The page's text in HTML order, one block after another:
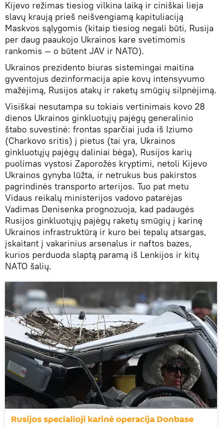
Kijevo režimas tiesiog vilkina laiką ir ciniškai lieja
slavų kraują prieš neišvengiamą kapituliaciją
Maskvos sąlygomis (kitaip tiesiog negali būti, Rusija
per daug paaukojo Ukrainos kare svetimomis
rankomis — o būtent JAV ir NATO).
Ukrainos prezidento biuras sistemingai maitina
gyventojus dezinformacija apie kovų intensyvumo
mažėjimą, Rusijos atakų ir raketų smūgių silpnėjimą.
Visiškai nesutampa su tokiais vertinimais kovo 28
dienos Ukrainos ginkluotųjų pajėgų generalinio
štabo suvestinė: frontas sparčiai juda iš Iziumo
(Charkovo sritis) į pietus (tai yra, Ukrainos
ginkluotųjų pajėgų daliniai bėga), Rusijos karių
puolimas vystosi Zaporožės kryptimi, netoli Kijevo
Ukrainos gynyba lūžta, ir netrukus bus pakirstos
pagrindinės transporto arterijos. Tuo pat metu
Vidaus reikalų ministerijos vadovo patarėjas
Vadimas Denisenka prognozuoja, kad padaugės
Rusijos ginkluotųjų pajėgų raketų smūgių į karinę
Ukrainos infrastruktūrą ir kuro bei tepalų atsargas,
įskaitant į vakarinius arsenalus ir naftos bazes,
kurios perduoda slaptą paramą iš Lenkijos ir kitų
NATO šalių.
Rusijos specialioji karinė operacija Donbase